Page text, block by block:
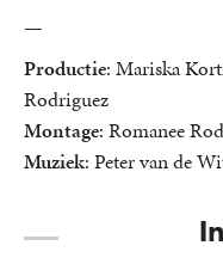
—
Productie: Mariska
Rodriguez
Montage: Romanee
Muziek: Peter van de